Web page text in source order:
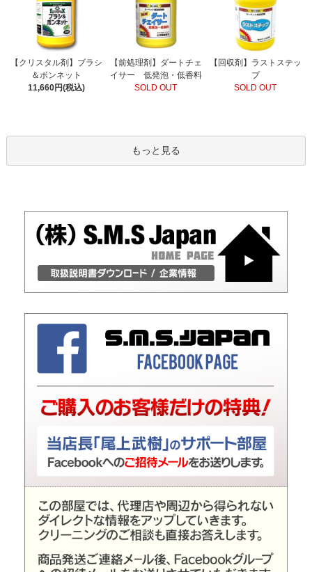
【クリスタル剤】ブラシ
＆ボンネット
11,660円(税込)
【前処理剤】ダートチェ
イサー 低発泡・低香料
SOLD OUT
【回収剤】ラストステッ
プ
SOLD OUT
もっと見る